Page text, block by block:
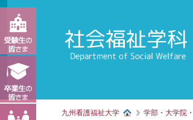
九州看護福祉大学 学部・大学院